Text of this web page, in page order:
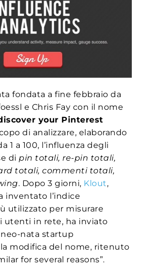
fondata a fine febbraio da
e Chris Fay con il nome
your Pinterest
di analizzare, elaborando
1 a 100, l’influenza degli
dipin totali, re-pin totali,
totali, commenti totali,
. Dopo 3 giorni, Klout,
inventato l’indice
utilizzato per misurare
utenti in rete, ha inviato
neo-nata startup
modifica del nome, ritenuto
for several reasons”.